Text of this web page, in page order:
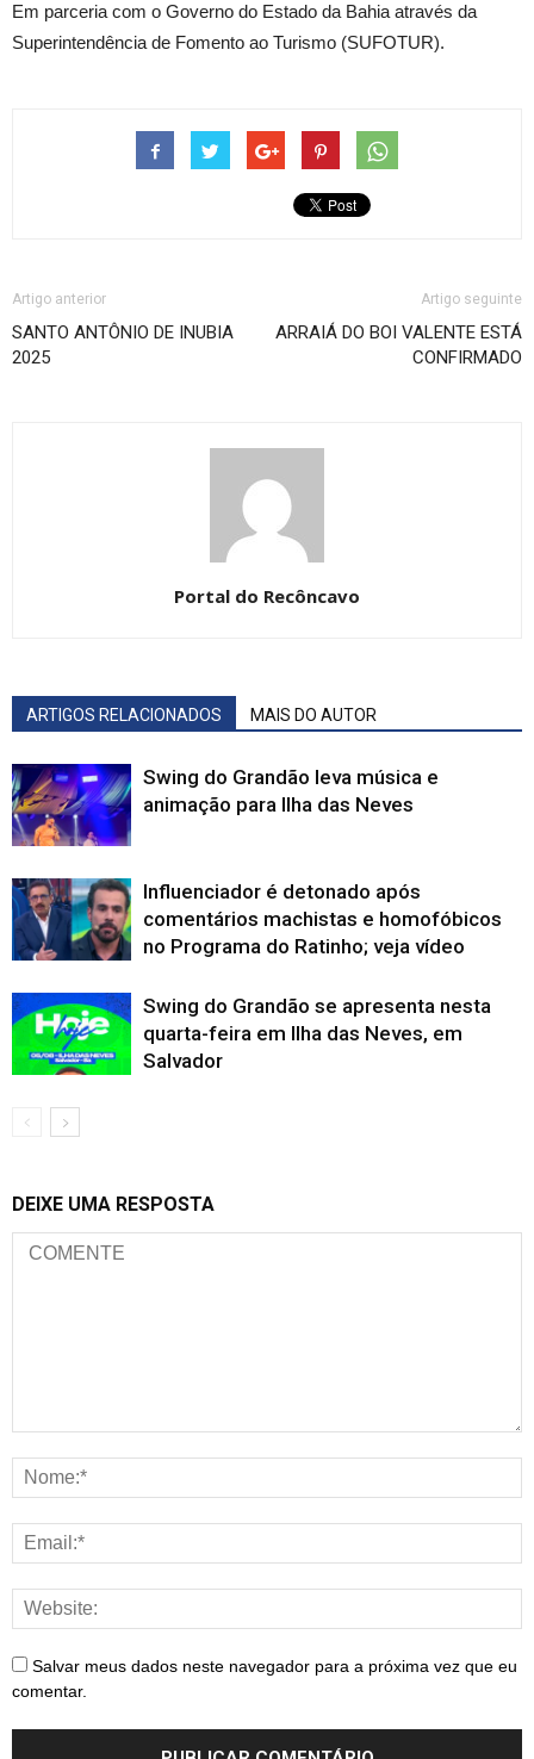
Em parceria com o Governo do Estado da Bahia através da
Superintendência de Fomento ao Turismo (SUFOTUR).
Artigo anterior
SANTO ANTÔNIO DE INUBIA
2025
Artigo seguinte
ARRAIÁ DO BOI VALENTE ESTÁ
CONFIRMADO
Portal do Recôncavo
ARTIGOS RELACIONADOS MAIS DO AUTOR
Swing do Grandão leva música e
animação para Ilha das Neves
Influenciador é detonado após
comentários machistas e homofóbicos
no Programa do Ratinho; veja vídeo
Swing do Grandão se apresenta nesta
quarta-feira em Ilha das Neves, em
Salvador
DEIXE UMA RESPOSTA
Salvar meus dados neste navegador para a próxima vez que eu
comentar.